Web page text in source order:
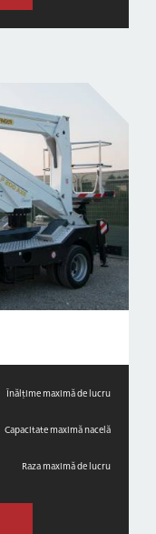
Înălțime maximă de lucru
Capacitate maximă nacelă
Raza maximă de lucru